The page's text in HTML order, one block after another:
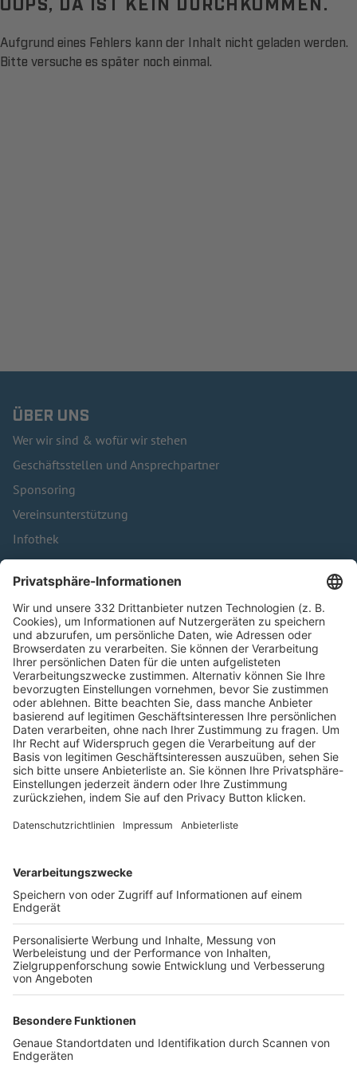
Aufgrund eines Fehlers kann der Inhalt nicht geladen werden.
Bitte versuche es später noch einmal.
ÜBER UNS
Wer wir sind & wofür wir stehen
Geschäftsstellen und Ansprechpartner
Sponsoring
Vereinsunterstützung
Infothek
Kontakt
HÄUFIG BESUCHTE SEITEN
Pässe und Vereinswechsel
Trainerausbildung
Schulungsangebot Vereinsmitarbeiter
BFV-Geschäftsstellen
Trainerbörse
Login SpielPlus
FOLGE DEM BFV
TOP-VEREINE
TOP-PARTNER